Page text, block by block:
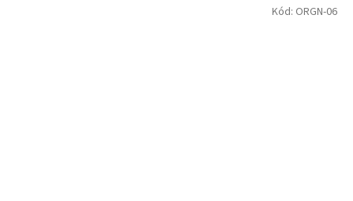
Kód: ORGN-06